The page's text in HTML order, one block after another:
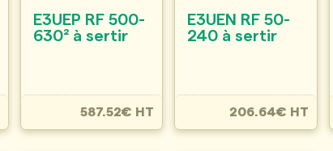
E3UEP RF 500-
630² à sertir
587.52€ HT
E3UEN RF 50-
240 à sertir
206.64€ HT